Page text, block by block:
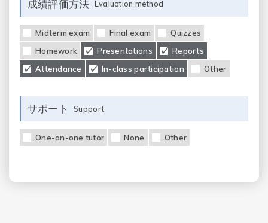
成績評価方法 Evaluation method
Midterm exam Final exam
Quizzes
Homework
Presentations
Reports
Attendance
In-class participation Other
サポート Support
One-on-one tutor None Other